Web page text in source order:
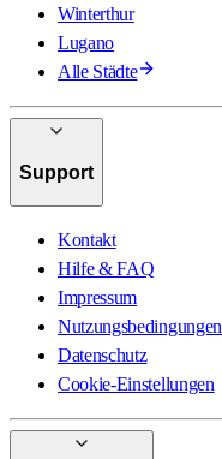
Winterthur
Lugano
Alle Städte
Support
Kontakt
Hilfe & FAQ
Impressum
Nutzungsbedingungen
Datenschutz
Cookie-Einstellungen